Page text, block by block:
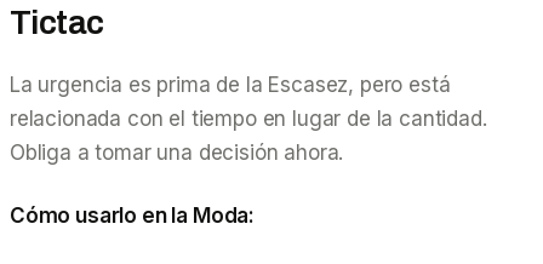
Tictac
La urgencia es prima de la Escasez, pero está
relacionada con el tiempo en lugar de la cantidad.
Obliga a tomar una decisión ahora.
Cómo usarlo en la Moda: